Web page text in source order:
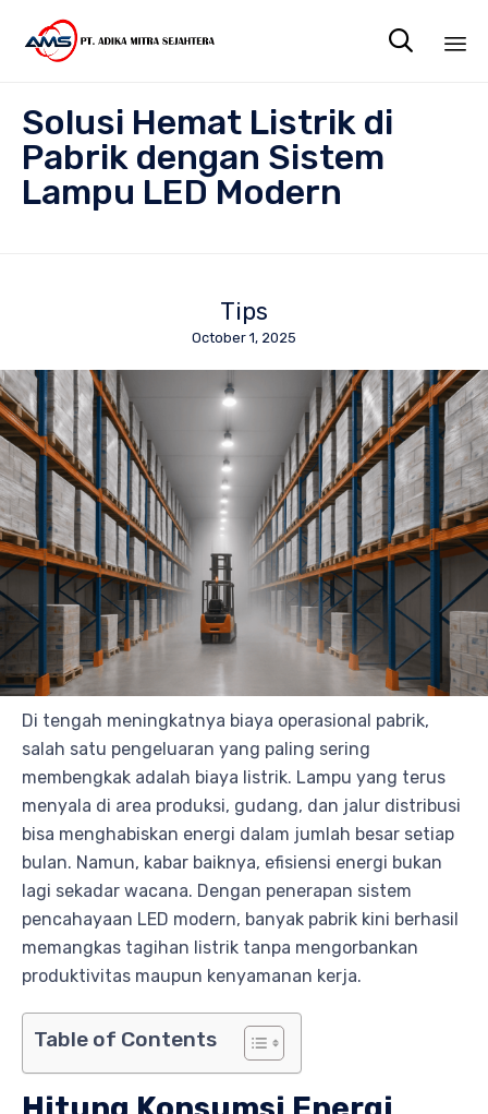

Solusi Hemat Listrik di
Pabrik dengan Sistem
Lampu LED Modern
Tips
October 1, 2025
Di tengah meningkatnya biaya operasional pabrik,
salah satu pengeluaran yang paling sering
membengkak adalah biaya listrik. Lampu yang terus
menyala di area produksi, gudang, dan jalur distribusi
bisa menghabiskan energi dalam jumlah besar setiap
bulan. Namun, kabar baiknya, efisiensi energi bukan
lagi sekadar wacana. Dengan penerapan sistem
pencahayaan LED modern, banyak pabrik kini berhasil
memangkas tagihan listrik tanpa mengorbankan
produktivitas maupun kenyamanan kerja.
Table of Contents